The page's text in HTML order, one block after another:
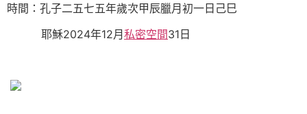
時間：孔子二五七五年歲次甲辰臘月初一日己巳
耶穌2024年12月 私密空間31日